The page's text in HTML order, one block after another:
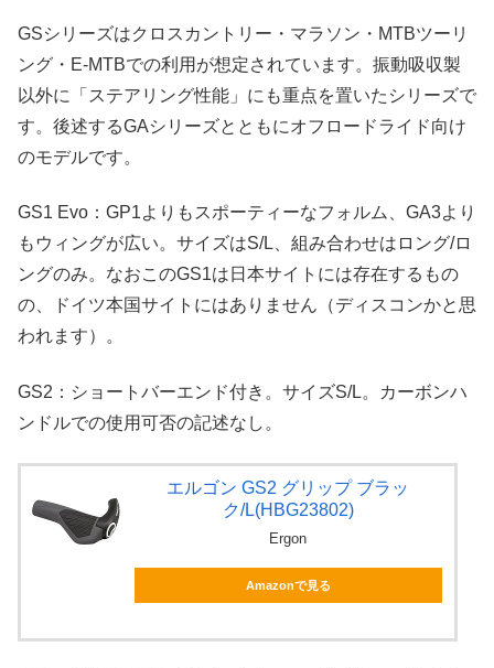
GSシリーズはクロスカントリー・マラソン・MTBツーリ
ング・E-MTBでの利用が想定されています。振動吸収製
以外に「ステアリング性能」にも重点を置いたシリーズで
す。後述するGAシリーズとともにオフロードライド向け
のモデルです。
GS1 Evo：GP1よりもスポーティーなフォルム、GA3より
もウィングが広い。サイズはS/L、組み合わせはロング/ロ
ングのみ。なおこのGS1は日本サイトには存在するもの
の、ドイツ本国サイトにはありません（ディスコンかと思
われます）。
GS2：ショートバーエンド付き。サイズS/L。カーボンハ
ンドルでの使用可否の記述なし。
エルゴン GS2 グリップ ブラッ
ク/L(HBG23802)
Ergon
Amazonで見る